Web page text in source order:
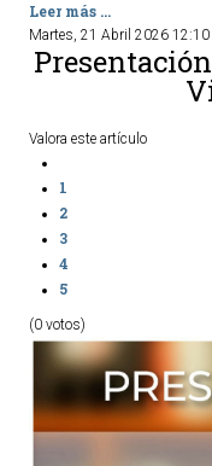
Leer más ...
Martes, 21 Abril 2026 12:10
Valora este artículo
1
2
3
4
5
(0 votos)